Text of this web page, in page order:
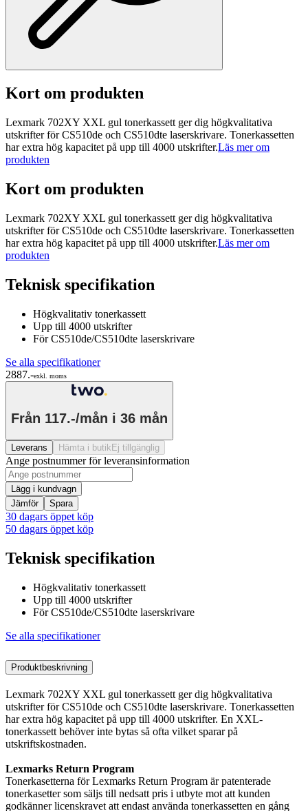
Kort om produkten
Lexmark 702XY XXL gul tonerkassett ger dig högkvalitativa
utskrifter för CS510de och CS510dte laserskrivare. Tonerkassetten
har extra hög kapacitet på upp till 4000 utskrifter.Läs mer om
produkten
Kort om produkten
Lexmark 702XY XXL gul tonerkassett ger dig högkvalitativa
utskrifter för CS510de och CS510dte laserskrivare. Tonerkassetten
har extra hög kapacitet på upp till 4000 utskrifter.Läs mer om
produkten
Teknisk specifikation
Högkvalitativ tonerkassett
Upp till 4000 utskrifter
För CS510de/CS510dte laserskrivare
Se alla specifikationer
2887.-exkl. moms
Från 117.-/mån i 36 mån
Leverans Hämta i butik Ej tillgänglig
Ange postnummer för leveransinformation
Lägg i kundvagn
Jämför
Spara
30 dagars öppet köp
50 dagars öppet köp
Teknisk specifikation
Högkvalitativ tonerkassett
Upp till 4000 utskrifter
För CS510de/CS510dte laserskrivare
Se alla specifikationer
Produktbeskrivning
Lexmark 702XY XXL gul tonerkassett ger dig högkvalitativa
utskrifter för CS510de och CS510dte laserskrivare. Tonerkassetten
har extra hög kapacitet på upp till 4000 utskrifter. En XXL-
tonerkassett behöver inte bytas så ofta vilket sparar på
utskriftskostnaden.
Lexmarks Return Program
Tonerkasetterna för Lexmarks Return Program är patenterade
tonerkasetter som säljs till nedsatt pris i utbyte mot att kunden
godkänner licenskravet att endast använda tonerkassetten en gång